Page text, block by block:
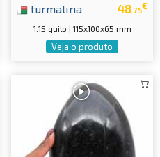
48.75€
turmalina
1.15 quilo | 115x100x65 mm
Veja o produto